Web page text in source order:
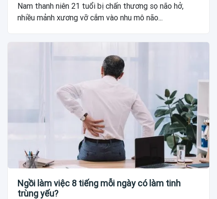
Nam thanh niên 21 tuổi bị chấn thương sọ não hở,
nhiều mảnh xương vỡ cắm vào nhu mô não...
Ngồi làm việc 8 tiếng mỗi ngày có làm tinh
trùng yếu?